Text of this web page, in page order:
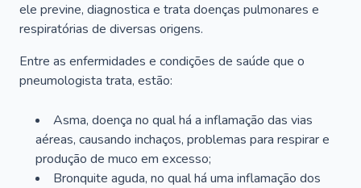
ele previne, diagnostica e trata doenças pulmonares e
respiratórias de diversas origens.
Entre as enfermidades e condições de saúde que o
pneumologista trata, estão:
Asma, doença no qual há a inflamação das vias
aéreas, causando inchaços, problemas para respirar e
produção de muco em excesso;
Bronquite aguda, no qual há uma inflamação dos